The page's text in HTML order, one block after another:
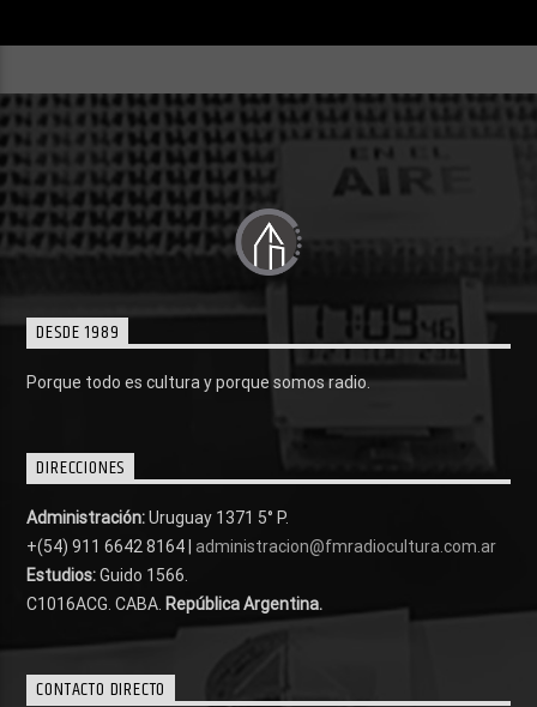
DESDE 1989
Porque todo es cultura y porque somos radio.
DIRECCIONES
Administración:Uruguay 1371 5° P.
+(54) 911 6642 8164 | administracion@fmradiocultura.com.ar
Estudios:Guido 1566.
C1016ACG . CABA. República Argentina.
CONTACTO DIRECTO